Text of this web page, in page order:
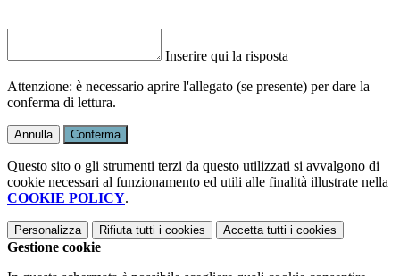
Inserire qui la risposta
Attenzione: è necessario aprire l'allegato (se presente) per dare la
conferma di lettura.
Annulla Conferma
Questo sito o gli strumenti terzi da questo utilizzati si avvalgono di
cookie necessari al funzionamento ed utili alle finalità illustrate nella
COOKIE POLICY.
Personalizza Rifiuta tutti i cookies Accetta tutti i cookies
Gestione cookie